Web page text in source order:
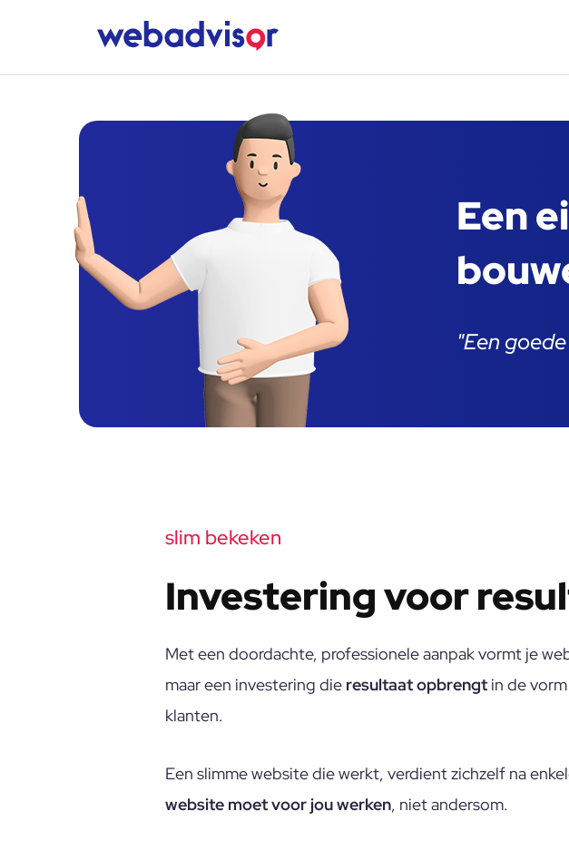
Een
"Een
slim bekeken
Investering voor
Met een doordachte, professionele aanpak vormt je
maar een investering die resultaat opbrengt in de
klanten.
Een slimme website die werkt, verdient zichzelf na
website moet voor jou werken, niet andersom.